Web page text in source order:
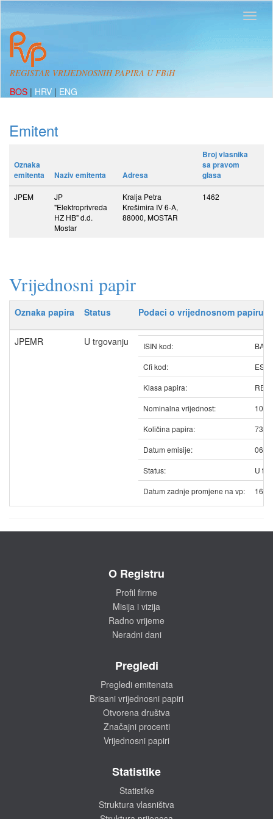
REGISTAR VRIJEDNOSNIH PAPIRA U FBiH
BOS | HRV | ENG
Emitent
Oznaka
emitenta
Naziv emitenta Adresa
Broj vlasnika
sa pravom
glasa
JPEM
JP
"Elektroprivreda
HZ HB" d.d.
Mostar
Kralja Petra
Krešimira IV 6-A,
88000, MOSTAR
1462
Vrijednosni papir
Oznaka papira Status Podaci o vrijednosnom papiru
JPEMR U trgovanju ISIN kod:
Cfi kod:
Klasa papira:
Nominalna vrijednost:
Količina papira:
Datum emisije:
Status:
U
Datum zadnje promjene na vp:
O Registru
Profil firme
Misija i vizija
Radno vrijeme
Neradni dani
Pregledi
Pregledi emitenata
Brisani vrijednosni papiri
Otvorena društva
Značajni procenti
Vrijednosni papiri
Statistike
Statistike
Struktura vlasništva